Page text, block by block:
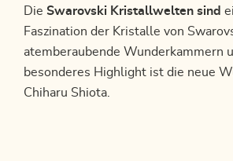
Die Swarovski Kristallwelten sind
Faszination der Kristalle von
atemberaubende Wunderkammern
besonderes Highlight ist die neue
Chiharu Shiota.